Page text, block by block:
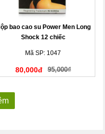
bao cao su Power Men Long
Shock 12 chiếc
Mã SP: 1047
80,000đ 95,000₫